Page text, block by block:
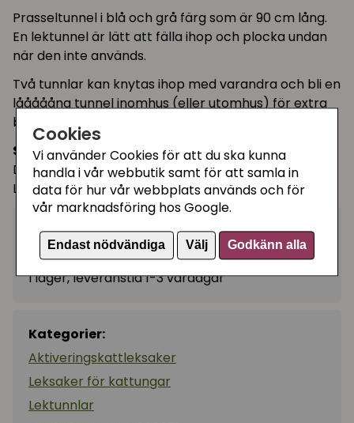
Cookies
Vi använder Cookies för att du ska kunna
handla i vår webbutik samt för att samla in
data för hur vår webbplats används och för
vår marknadsföring hos Google.
Endast nödvändiga Välj Godkänn alla
Prasseltunnel i blå och grå färg som är 90 cm lång.
En lektunnel är lätt att fälla ihop och plocka undan
när den inte används.
Två tunnlar kan knytas ihop med varandra och bli en
lååååång tunnel inomhus (eller utomhus) för extra
bus!
Storlek:
Diameter: 25cm
Längd: 90 cm med hål mitt på
199 kr − + Köp
I lager, leveranstid 1-3 vardagar
Kategorier:
Aktiveringskattleksaker
Leksaker för kattungar
Lektunnlar